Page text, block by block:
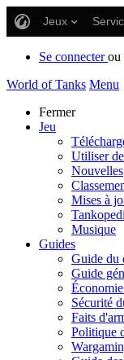
Jeux
Se connecter ou
World of Tanks Menu
Fermer
Jeu
Utiliser
Nouvelles
Mises à
Musique
Guides
Guide du
Guide
Sécurité
Faits
Politique